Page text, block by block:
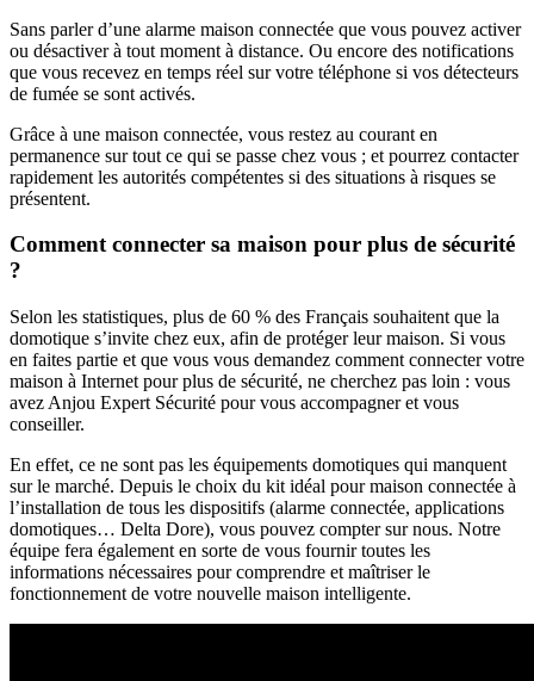
Sans parler d’une alarme maison connectée que vous pouvez activer
ou désactiver à tout moment à distance. Ou encore des notifications
que vous recevez en temps réel sur votre téléphone si vos détecteurs
de fumée se sont activés.
Grâce à une maison connectée, vous restez au courant en
permanence sur tout ce qui se passe chez vous ; et pourrez contacter
rapidement les autorités compétentes si des situations à risques se
présentent.
Comment connecter sa maison pour plus de sécurité
?
Selon les statistiques, plus de 60 % des Français souhaitent que la
domotique s’invite chez eux, afin de protéger leur maison. Si vous
en faites partie et que vous vous demandez comment connecter votre
maison à Internet pour plus de sécurité, ne cherchez pas loin : vous
avez Anjou Expert Sécurité pour vous accompagner et vous
conseiller.
En effet, ce ne sont pas les équipements domotiques qui manquent
sur le marché. Depuis le choix du kit idéal pour maison connectée à
l’installation de tous les dispositifs (alarme connectée, applications
domotiques… Delta Dore), vous pouvez compter sur nous. Notre
équipe fera également en sorte de vous fournir toutes les
informations nécessaires pour comprendre et maîtriser le
fonctionnement de votre nouvelle maison intelligente.